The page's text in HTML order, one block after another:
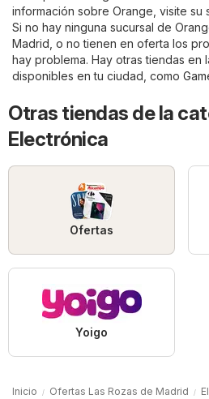
información sobre Orange, visite su
Si no hay ninguna sucursal de
Madrid, o no tienen en oferta los
hay problema. Hay otras tiendas en
disponibles en tu ciudad, como
Otras tiendas de la
Electrónica
Ofertas
Yoigo
Inicio Ofertas Las Rozas de Madrid